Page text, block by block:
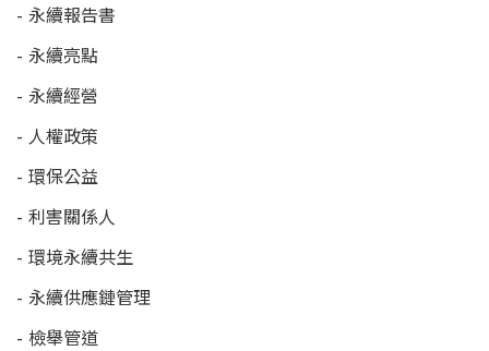
永續報告書
永續亮點
永續經營
人權政策
環保公益
利害關係人
環境永續共生
永續供應鏈管理
檢舉管道